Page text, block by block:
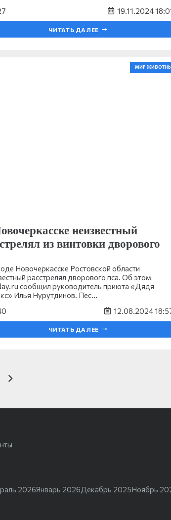
19.11.2024
ЧИТАТЬ ДАЛЕЕ
МИР
неизвестный
из винтовки дворового
Новочеркасске Ростовской области
расстрелял дворового пса. Об этом
сообщил руководитель приюта «Дядя
Илья Нурутдинов. Пес…
12.08.2024
ЧИТАТЬ ДАЛЕЕ
2026Январь 2026 Декабрь 2025Ноябрь